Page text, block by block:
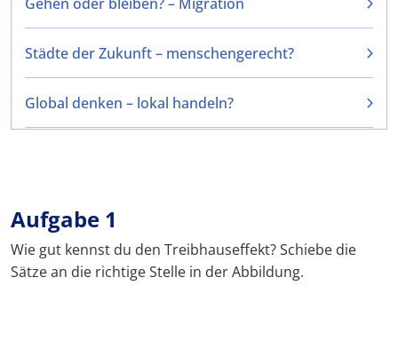
Städte der Zukunft – menschengerecht?
Global denken – lokal handeln?
Aufgabe 1
Wie gut kennst du den Treibhauseffekt? Schiebe die
Sätze an die richtige Stelle in der Abbildung.